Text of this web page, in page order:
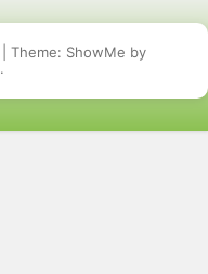
Theme: ShowMe by
.